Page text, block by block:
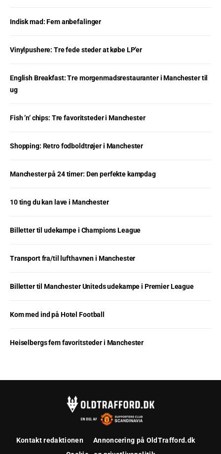
Indisk mad: Fem anbefalinger
Vinylpushere: Tre fede steder at købe LP’er
English Breakfast: Tre morgenmadsrestauranter i Manchester til
ug
Fish ’n’ chips: Tre favoritsteder i Manchester
Shopping: Retro fodboldtrøjer i Manchester
Manchester på 24 timer: Den perfekte kampdag
10 ting du kan lave i Manchester
Billetter til udekampe i Champions League
Transport fra/til lufthavnen i Manchester
Billetter til Manchester Uniteds udekampe i Premier League
Kom med ind på Hotel Football
Heiselbergs fem favoritsteder i Manchester
Kontakt redaktionen
Annoncering på OldTrafford.dk